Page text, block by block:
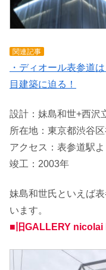
関連記事
・ディオール表参道
目建築に迫る！
設計：妹島和世+西沢
所在地：東京都渋谷
アクセス：表参道駅
竣工：2003年
妹島和世氏といえば
います。
■旧GALLERY nicolai